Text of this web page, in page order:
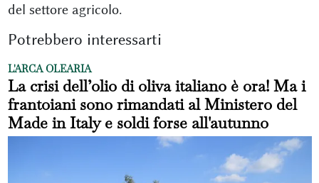
del settore agricolo.
Potrebbero interessarti
L'ARCA OLEARIA
La crisi dell’olio di oliva italiano è ora! Ma i
frantoiani sono rimandati al Ministero del
Made in Italy e soldi forse all'autunno